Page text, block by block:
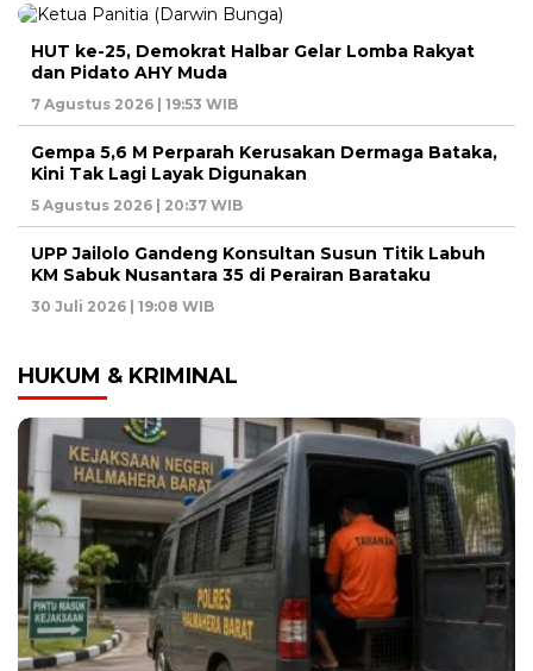
HUT ke-25, Demokrat Halbar Gelar Lomba Rakyat
dan Pidato AHY Muda
7 Agustus 2026 | 19:53 WIB
Gempa 5,6 M Perparah Kerusakan Dermaga Bataka,
Kini Tak Lagi Layak Digunakan
5 Agustus 2026 | 20:37 WIB
UPP Jailolo Gandeng Konsultan Susun Titik Labuh
KM Sabuk Nusantara 35 di Perairan Barataku
30 Juli 2026 | 19:08 WIB
HUKUM & KRIMINAL